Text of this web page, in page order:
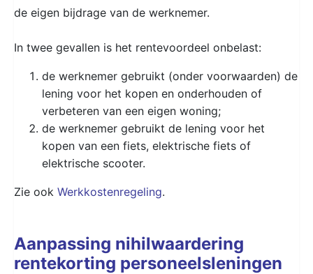
de eigen bijdrage van de werknemer.
In twee gevallen is het rentevoordeel onbelast:
de werknemer gebruikt (onder voorwaarden) de
lening voor het kopen en onderhouden of
verbeteren van een eigen woning;
de werknemer gebruikt de lening voor het
kopen van een fiets, elektrische fiets of
elektrische scooter.
Zie ook Werkkostenregeling.
Aanpassing nihilwaardering
rentekorting personeelsleningen